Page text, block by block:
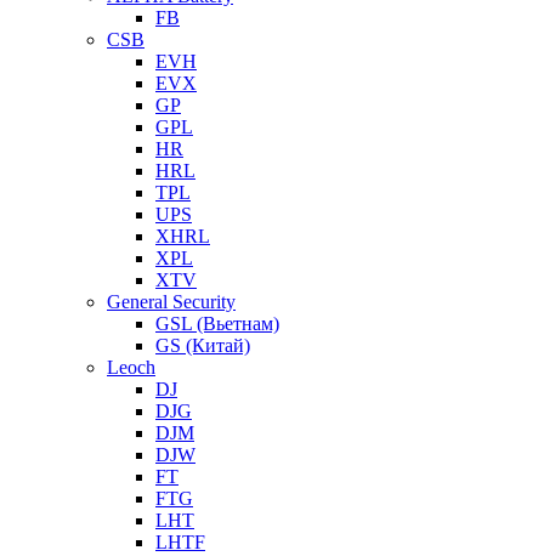
FB
CSB
EVH
EVX
GP
GPL
HR
HRL
TPL
UPS
XHRL
XPL
XTV
General Security
GSL (Вьетнам)
GS (Китай)
Leoch
DJ
DJG
DJM
DJW
FT
FTG
LHT
LHTF